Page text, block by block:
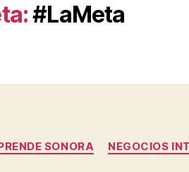
#LaMeta
Categorías
SONORA NEGOCIOS